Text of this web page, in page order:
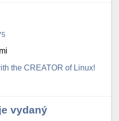
the CREATOR of Linux!
vydaný